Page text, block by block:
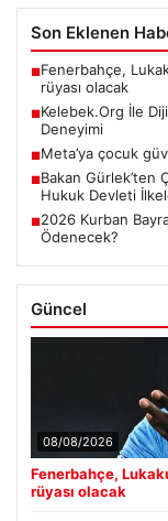
Son Eklenen
■Fenerbahçe,
rüyası olacak
■Kelebek.Org İle
Deneyimi
■Meta’ya çocuk
■Bakan Gürlek’ten
Hukuk Devleti
■2026 Kurban
Ödenecek?
Güncel
08/08/2026
Fenerbahçe,
rüyası olacak